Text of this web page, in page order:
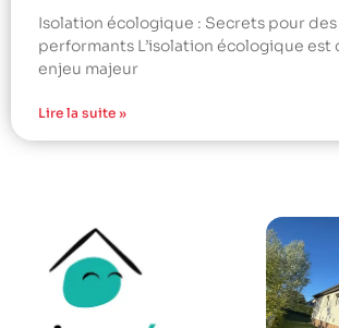
Isolation écologique : Secrets pour
performants L’isolation écologique est
enjeu majeur
Lire la suite »